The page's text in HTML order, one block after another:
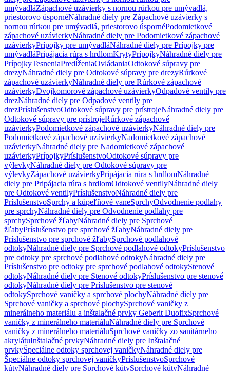
umývadláZápachové uzávierky s nornou rúrkou pre umývadlá,
priestorovo úspornéNáhradné diely pre Zápachové uzávierky s
nornou rúrkou pre umývadlá, priestorovo úspornéPodomietkové
zápachové uzávierkyNáhradné diely pre Podomietkové zápachové
uzávierkyPrípojky pre umývadláNáhradné diely pre Prípojky pre
umývadláPripájacia rúra s hrdlomKrytyPrípojkyNáhradné diely pre
PrípojkyTesneniaPredĺženiaOvládaniaOdtokové súpravy pre
drezyNáhradné diely pre Odtokové súpravy pre drezyRúrkové
zápachové uzávierkyNáhradné diely pre Rúrkové zápachové
uzávierkyDvojkomorové zápachové uzávierkyOdpadové ventily pre
drezNáhradné diely pre Odpadové ventily pre
drezPríslušenstvoOdtokové súpravy pre prístrojeNáhradné diely pre
Odtokové súpravy pre prístrojeRúrkové zápachové
uzávierkyPodomietkové zápachové uzávierkyNáhradné diely pre
Podomietkové zápachové uzávierkyNadomietkové zápachové
uzávierkyNáhradné diely pre Nadomietkové zápachové
uzávierkyPrípojkyPríslušenstvoOdtokové súpravy pre
výlevkyNáhradné diely pre Odtokové súpravy pre
výlevkyZápachové uzávierkyPripájacia rúra s hrdlomNáhradné
diely pre Pripájacia rúra s hrdlomOdtokové ventilyNáhradné diely
pre Odtokové ventilyPríslušenstvoNáhradné diely pre
PríslušenstvoSprchy a kúpeľňové vaneSprchyOdvodnenie podlahy
pre sprchyNáhradné diely pre Odvodnenie podlahy pre
sprchySprchové žľabyNáhradné diely pre Sprchové
žľabyPríslušenstvo pre sprchové žľabyNáhradné diely pre
Príslušenstvo pre sprchové žľabySprchové podlahové
odtokyNáhradné diely pre Sprchové podlahové odtokyPríslušenstvo
pre odtoky pre sprchové podlahové odtokyNáhradné diely pre
Príslušenstvo pre odtoky pre sprchové podlahové odtokyStenové
odtokyNáhradné diely pre Stenové odtokyPríslušenstvo pre stenové
odtokyNáhradné diely pre Príslušenstvo pre stenové
odtokySprchové vaničky a sprchové plochyNáhradné diely pre
Sprchové vaničky a sprchové plochySprchové vaničky z
minerálneho materiálu a inštalačné prvky Geberit DuofixSprchové
vaničky z minerálneho materiáluNáhradné diely pre Sprchové
vaničky z minerálneho materiáluSprchové vaničky zo sanitárneho
akrylátuInštalačné prvkyNáhradné diely pre Inštalačné
prvkyŠpeciálne odtoky sprchovej vaničkyNáhradné diely pre
Špeciálne odtoky sprchovej vaničkyPríslušenstvoSprchové
kútyNáhradné diely pre Sprchové kútySprchové kútyNáhradné